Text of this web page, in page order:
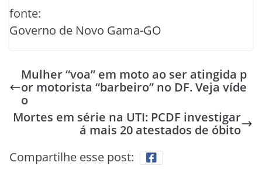
fonte:
Governo de Novo Gama-GO
Mulher “voa” em moto ao ser atingida p
or motorista “barbeiro” no DF. Veja víde
o
Mortes em série na UTI: PCDF investigar
á mais 20 atestados de óbito
Compartilhe esse post: